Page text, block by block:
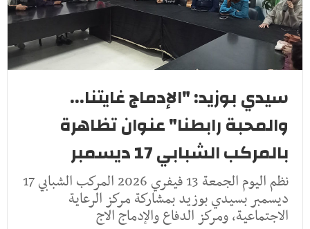
سيدي بوزيد: "الإدماج غايتنا...
والمحبة رابطنا" عنوان تظاهرة
بالمركب الشبابي 17 ديسمبر
نظم اليوم الجمعة 13 فيفري 2026 المركب الشبابي 17
ديسمبر بسيدي بوزيد بمشاركة مركز الرعاية
الاجتماعية، ومركز الدفاع والإدماج الاج